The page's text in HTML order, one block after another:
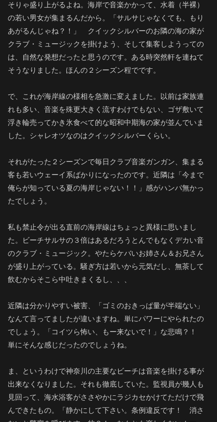
そりゃ盛り上がるよね。海岸で音楽かかって、水着（半裸）
の若い男女が集まるんだから。「サルサじゃなくても、もり
あがるんじゃね？！」 クイックシルバーのお隣の海の家が
クラブ・ミュージックを掛けよう、そして集客しようっての
は、自然な発想だったと思うのです。ある時突然軒を連ねて
そうなりました。ほんの２シーズン程でです。
で、これが海岸線の様相を急激に変えました。以前は家族連
れも多い、音楽を殊更大きく流すわけでもない、ゴザ敷いて
浮き輪売ってかき氷食べて的な昭和中期海の家が並んでいま
した。シャレオツなのはクイックシルバーくらい。
それがたった２シーズンで毎日クラブ音楽ガンガン、集まる
客も若いウェーイ系ばかりになったのです。近隣は「今まで
俺らが知っている夏の海岸じゃない！！」感がハンパ無かっ
たでしょう。
私も禁止令が出る直前の海岸線はちょっと異様に思いまし
た。ビーチサルサの３倍はあるだろうとんでもなくデカい音
のクラブ・ミュージック。やたらケバいお姉さん＆お兄さん
が盛り上がっている。騒ぎ方は若いから元気だし、無茶して
飲むからそこら中吐きまくるし、、、
近隣は分かりやすい被害、「ゴミのおきっぱ量が半端ない」
なんて言ってましたが違いますね。単にパワーにやられたの
でしょう。「コイツら怖い、もー来ないで！」な悲鳴？！
単にそんな感じだったのでしょうね。
ま、というわけで神奈川の主要なビーチは音楽を掛ける事が
出来なくなりました。それも徹底していた。監視員が幾人も
見回って、海水浴客がささやかにラジカセかけてただけで飛
んできたもの。「静かにして下さい。条例違反です！ 消さ